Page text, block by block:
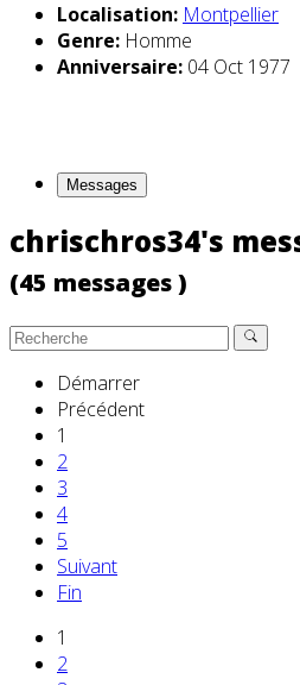
Localisation: Montpellier
Genre: Homme
Anniversaire: 04 Oct 1977
Messages
chrischros34's
(45 messages )
Démarrer
Précédent
1
2
3
4
5
Suivant
Fin
1
2